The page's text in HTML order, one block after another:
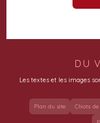
DU
Les textes et les images
Plan du site Chiots